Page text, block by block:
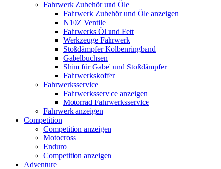
Fahrwerk Zubehör und Öle
Fahrwerk Zubehör und Öle anzeigen
N10Z Ventile
Fahrwerks Öl und Fett
Werkzeuge Fahrwerk
Stoßdämpfer Kolbenringband
Gabelbuchsen
Shim für Gabel und Stoßdämpfer
Fahrwerkskoffer
Fahrwerksservice
Fahrwerksservice anzeigen
Motorrad Fahrwerksservice
Fahrwerk anzeigen
Competition
Competition anzeigen
Motocross
Enduro
Competition anzeigen
Adventure